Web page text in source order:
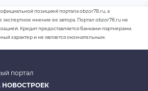
официальной позицией портала obzor78.ru, а
экспертное мнение ее автора. Портал obzor78.ru не
Кредит предоставляется банками-партнерами.
характер и не является окончательным.
портал